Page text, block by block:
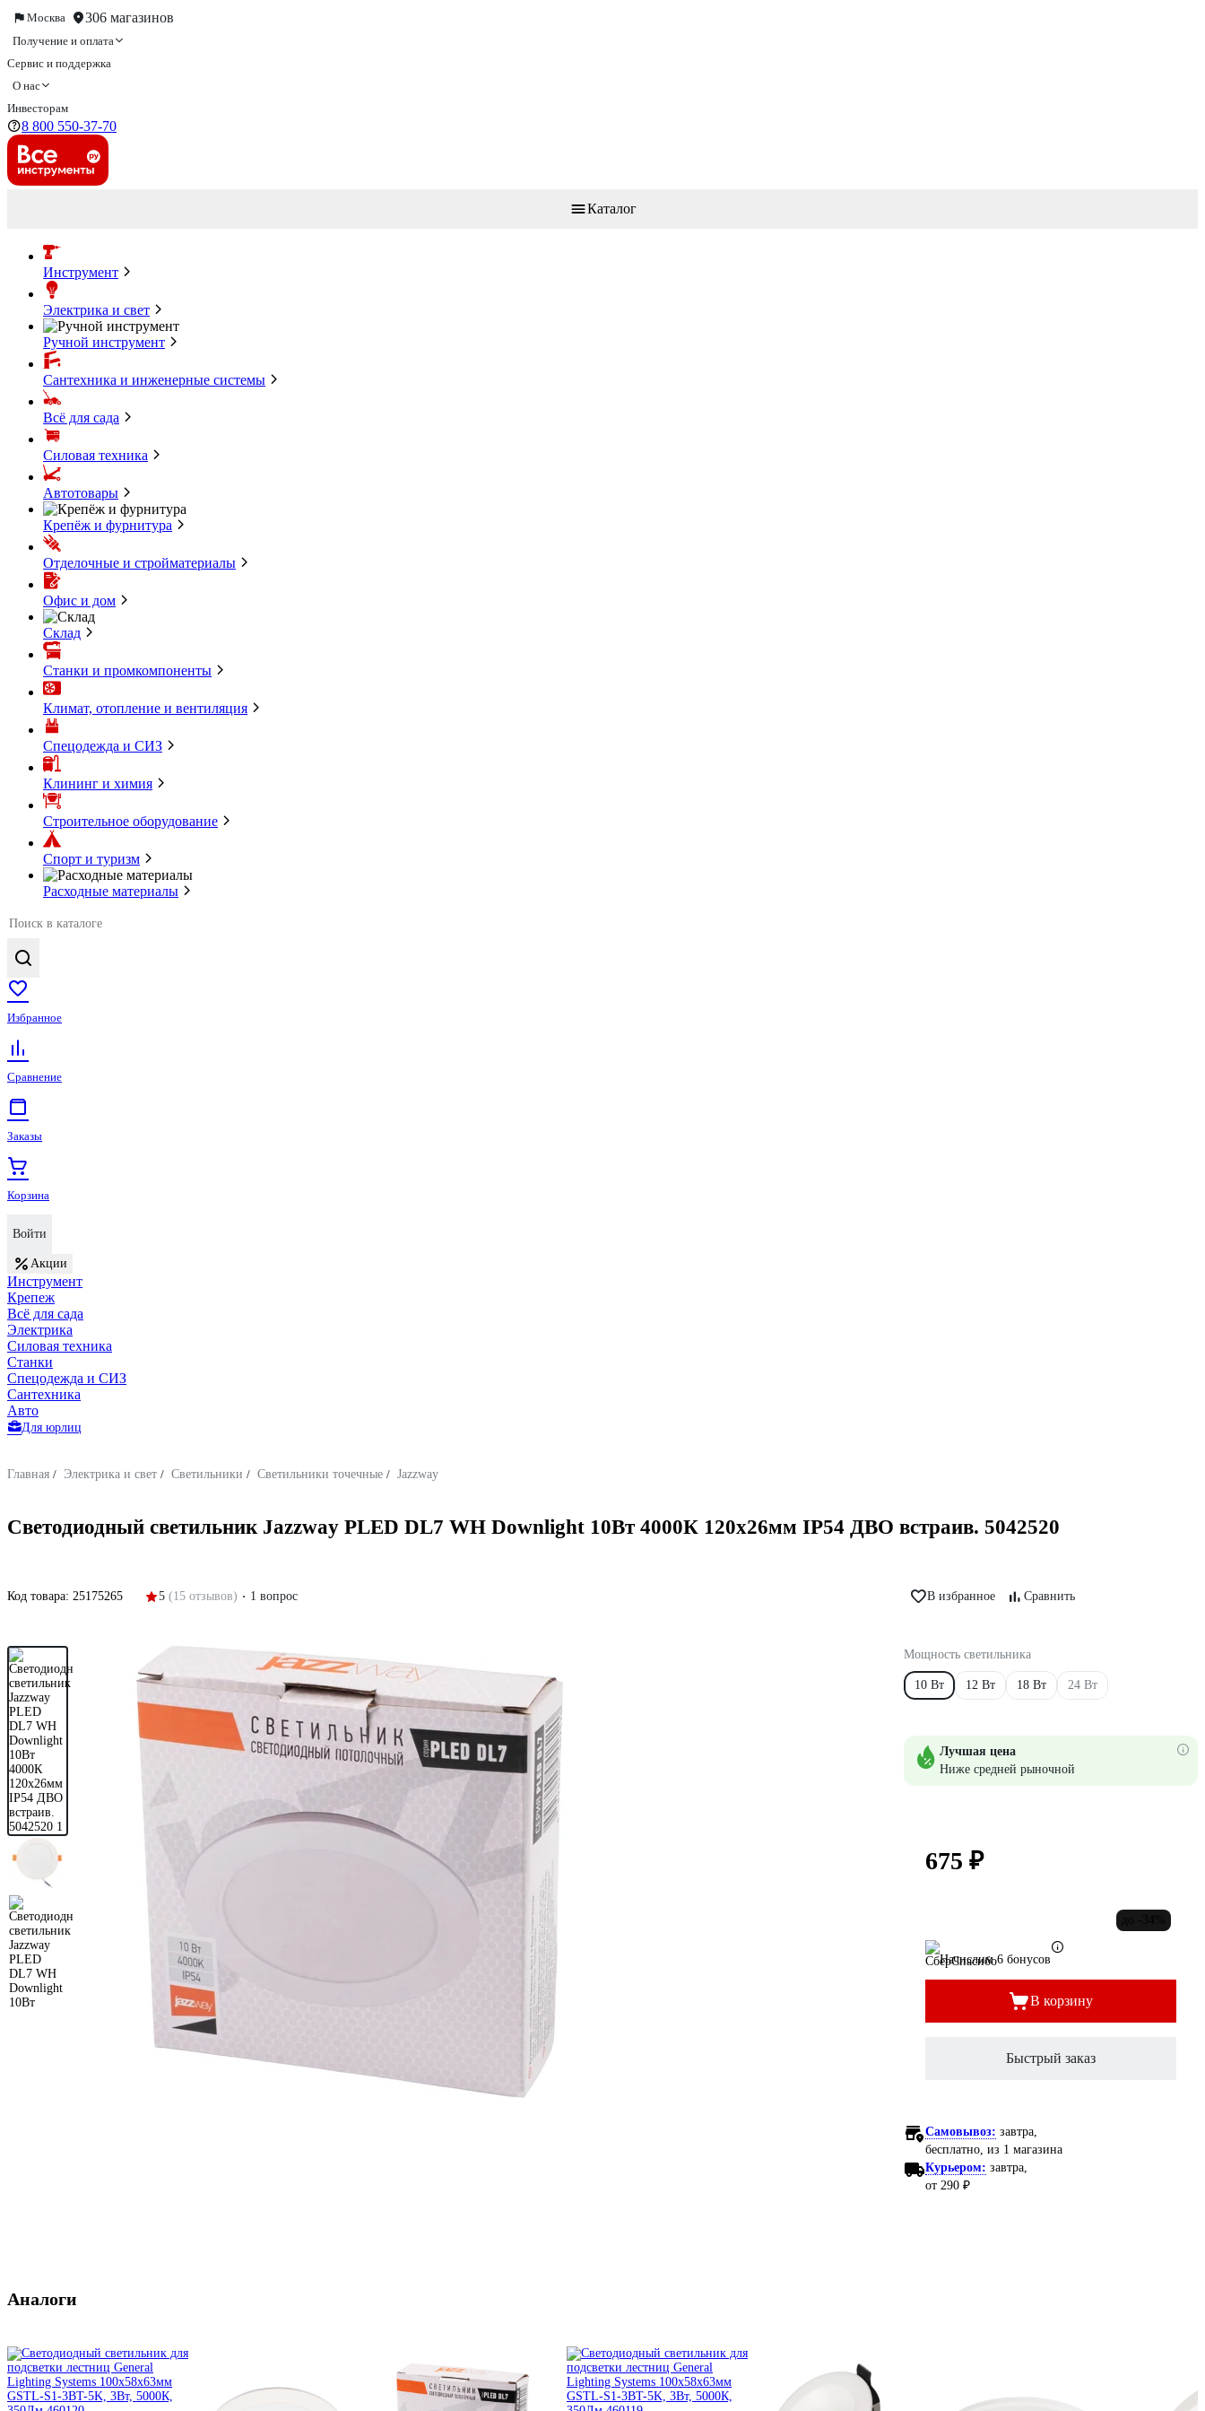
Москва 306 магазинов
Получение и оплата
Сервис и поддержка
О нас
Инвесторам
8 800 550-37-70
Каталог
Инструмент
Электрика и свет
Ручной инструмент
Сантехника и инженерные системы
Всё для сада
Силовая техника
Автотовары
Крепёж и фурнитура
Отделочные и стройматериалы
Офис и дом
Склад
Станки и промкомпоненты
Климат, отопление и вентиляция
Спецодежда и СИЗ
Клининг и химия
Строительное оборудование
Спорт и туризм
Расходные материалы
Избранное
Сравнение
Заказы
Корзина
Войти
Акции
Инструмент
Крепеж
Всё для сада
Электрика
Силовая техника
Станки
Спецодежда и СИЗ
Сантехника
Авто
Для юрлиц
Главная / Электрика и свет / Светильники / Светильники точечные / Jazzway
Светодиодный светильник Jazzway PLED DL7 WH Downlight 10Вт 4000К 120х26мм IP54 ДВО встраив. 5042520
Код товара: 25175265 5 (15 отзывов) 1 вопрос В избранное Сравнить
Мощность светильника
10 Вт 12 Вт 18 Вт 24 Вт
Лучшая цена
Ниже средней рыночной
675 ₽
Начислим 6 бонусов
В корзину
Быстрый заказ
Самовывоз: завтра,
бесплатно , из 1 магазина
Курьером: завтра,
от 290 ₽
Аналоги